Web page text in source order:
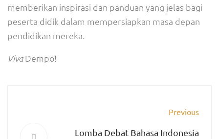
memberikan inspirasi dan panduan yang jelas bagi
peserta didik dalam mempersiapkan masa depan
pendidikan mereka.
VivaDempo!
Previous
Lomba Debat Bahasa Indonesia